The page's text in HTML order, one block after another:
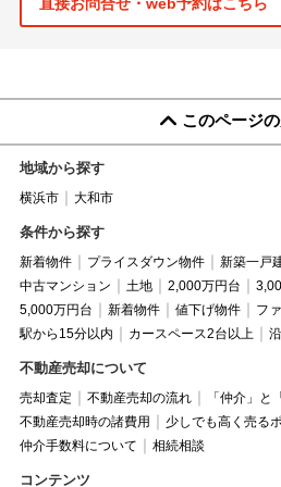
直接お問合せ・web予約はこちら
このページ
地域から探す
横浜市 大和市
条件から探す
新着物件 プライスダウン物件 新築一戸
中古マンション
土地 2,000万円台
5,000万円台
新着物件 値下げ物件
フ
駅から15分以内
カースペース2台以上
不動産売却について
売却査定 不動産売却の流れ
「仲介」と
不動産売却時の諸費用
少しでも高く売る
仲介手数料について
相続相談
コンテンツ